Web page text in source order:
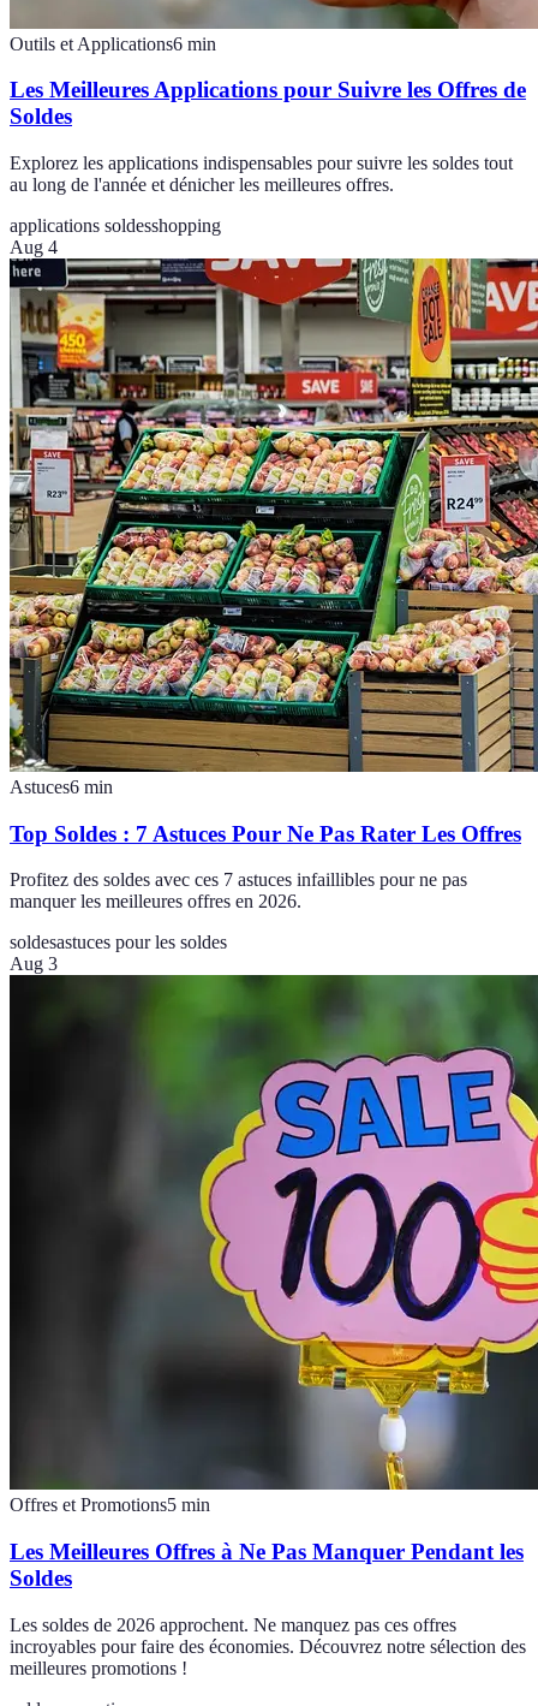
Outils et Applications6 min
Les Meilleures Applications pour Suivre les Offres de
Soldes
Explorez les applications indispensables pour suivre les soldes tout
au long de l'année et dénicher les meilleures offres.
applications soldesshopping
Aug 4
Astuces6 min
Top Soldes : 7 Astuces Pour Ne Pas Rater Les Offres
Profitez des soldes avec ces 7 astuces infaillibles pour ne pas
manquer les meilleures offres en 2026.
soldesastuces pour les soldes
Aug 3
Offres et Promotions5 min
Les Meilleures Offres à Ne Pas Manquer Pendant les
Soldes
Les soldes de 2026 approchent. Ne manquez pas ces offres
incroyables pour faire des économies. Découvrez notre sélection des
meilleures promotions !